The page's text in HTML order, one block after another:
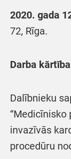
2020. gada
72, Rīga.
Darba
Dalībnieku
invazīvās
procedūru